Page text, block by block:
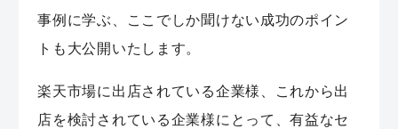
事例に学ぶ、ここでしか聞けない成功のポイン
トも大公開いたします。
楽天市場に出店されている企業様、これから出
店を検討されている企業様にとって、有益なセ